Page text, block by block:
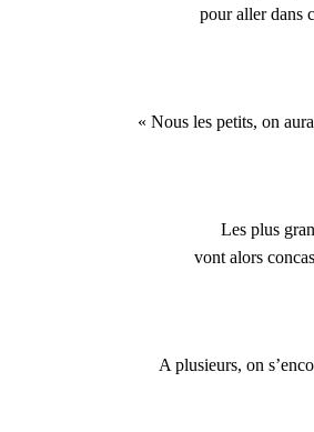
pour aller dans
« Nous les petits, on
Les plus
vont alors
A plusieurs, on